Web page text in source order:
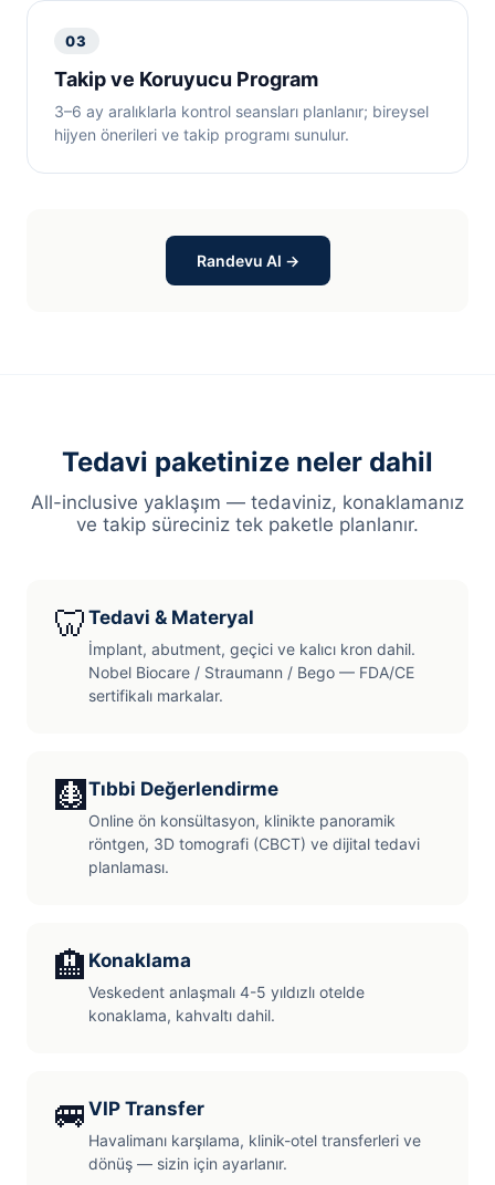
03
Takip ve Koruyucu Program
3–6 ay aralıklarla kontrol seansları planlanır; bireysel
hijyen önerileri ve takip programı sunulur.
Randevu Al →
Tedavi paketinize neler dahil
All-inclusive yaklaşım — tedaviniz, konaklamanız
ve takip süreciniz tek paketle planlanır.
🦷 Tedavi & Materyal
İmplant, abutment, geçici ve kalıcı kron dahil.
Nobel Biocare / Straumann / Bego — FDA/CE
sertifikalı markalar.
🩻 Tıbbi Değerlendirme
Online ön konsültasyon, klinikte panoramik
röntgen, 3D tomografi (CBCT) ve dijital tedavi
planlaması.
🏨 Konaklama
Veskedent anlaşmalı 4-5 yıldızlı otelde
konaklama, kahvaltı dahil.
🚐 VIP Transfer
Havalimanı karşılama, klinik-otel transferleri ve
dönüş — sizin için ayarlanır.